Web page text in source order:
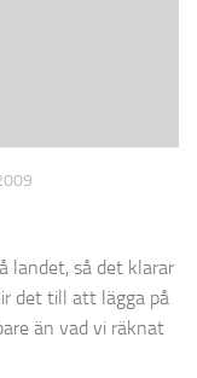
landet, så det klarar
det till att lägga på
än vad vi räknat